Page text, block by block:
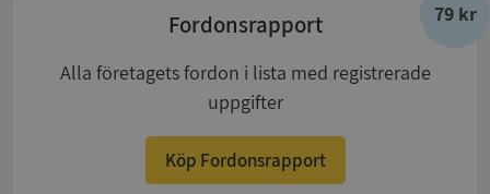
79 kr
Fordonsrapport
Alla företagets fordon i lista med registrerade
uppgifter
Köp Fordonsrapport